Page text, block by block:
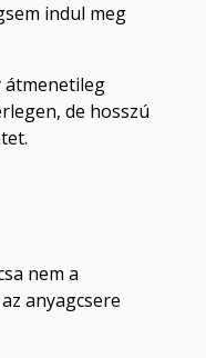
indul meg
átmenetileg
de hosszú
nem a
anyagcsere